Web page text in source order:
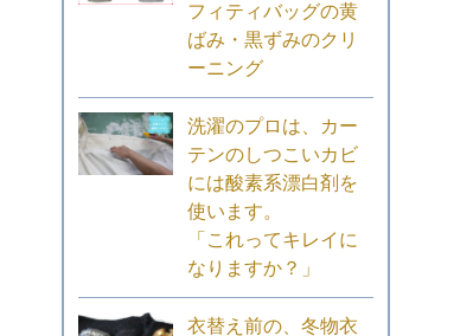
フィティバッグの黄
ばみ・黒ずみのクリ
ーニング
洗濯のプロは、カー
テンのしつこいカビ
には酸素系漂白剤を
使います。
「これってキレイに
なりますか？」
衣替え前の、冬物衣